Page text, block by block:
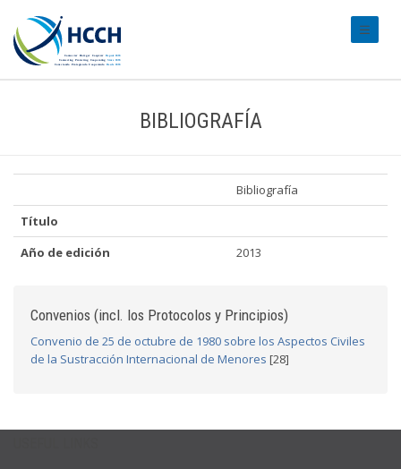
BIBLIOGRAFÍA
Bibliografía
Título
Año de edición
2013
Convenios (incl. los Protocolos y Principios)
Convenio de 25 de octubre de 1980 sobre los Aspectos Civiles
de la Sustracción Internacional de Menores [28]